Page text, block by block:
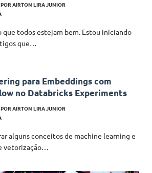
PORAIRTON LIRA JUNIOR
que todos estejam bem. Estou iniciando
que…
para Embeddings com
no Databricks Experiments
PORAIRTON LIRA JUNIOR
alguns conceitos de machine learning e
vetorização…